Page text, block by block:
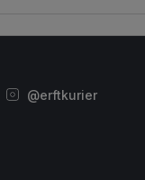
@erftkurier